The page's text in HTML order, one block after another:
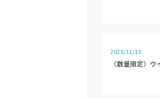
2025/11/13
〈数量限定〉